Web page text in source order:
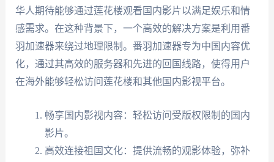
华人期待能够通过莲花楼观看国内影片以满足娱乐和情
感需求。在这种背景下，一个高效的解决方案是利用番
羽加速器来绕过地理限制。番羽加速器专为中国内容优
化，通过其高效的服务器和先进的回国线路，使得用户
在海外能够轻松访问莲花楼和其他国内影视平台。
畅享国内影视内容：轻松访问受版权限制的国内
影片。
高效连接祖国文化：提供流畅的观影体验，弥补